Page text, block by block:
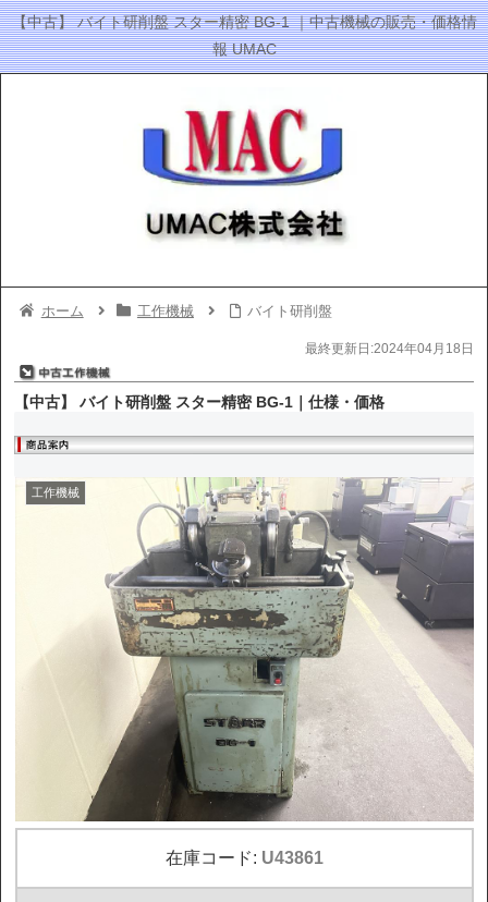
【中古】 バイト研削盤 スター精密 BG-1 ｜中古機械の販売・価格情
報 UMAC
ホーム 工作機械 バイト研削盤
最終更新日:2024年04月18日
【中古】 バイト研削盤 スター精密 BG-1｜仕様・価格
工作機械
在庫コード: U43861